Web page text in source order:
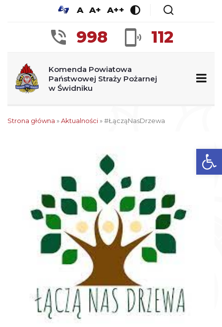
A A+ A++
998 112
Komenda Powiatowa
Państwowej Straży Pożarnej
w Świdniku
Strona główna »Aktualności»#ŁącząNasDrzewa